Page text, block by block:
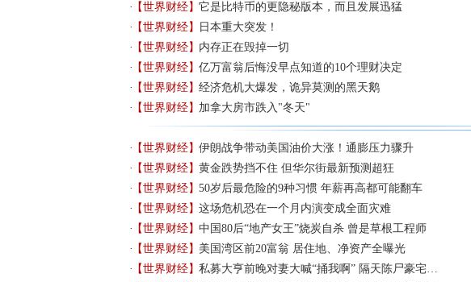
【世界财经】它是比特币的更隐秘版本，而且发展迅猛
【世界财经】
日本重大突发！
【世界财经】内存正在毁掉一切
【世界财经】亿万富翁后悔没早点知道的10个理财决定
【世界财经】经济危机大爆发，诡异莫测的黑天鹅
【世界财经】加拿大房市跌入"冬天"
【世界财经】伊朗战争带动美国油价大涨！通膨压力骤升
【世界财经】黄金跌势挡不住 但华尔街最新预测超狂
【世界财经】50岁后最危险的9种习惯 年薪再高都可能翻车
【世界财经】这场危机恐在一个月内演变成全面灾难
【世界财经】中国80后“地产女王”烧炭自杀 曾是草根工程师
【世界财经】美国湾区前20富翁 居住地、净资产全曝光
【世界财经】私募大亨前晚对妻大喊“捅我啊” 隔天陈尸豪宅…